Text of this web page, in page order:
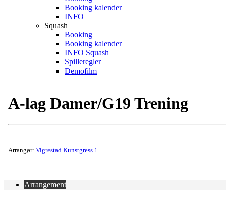
Booking kalender
INFO
Squash
Booking
Booking kalender
INFO Squash
Spilleregler
Demofilm
A-lag Damer/G19 Trening
Arrangør: Vigrestad Kunstgress 1
Arrangement